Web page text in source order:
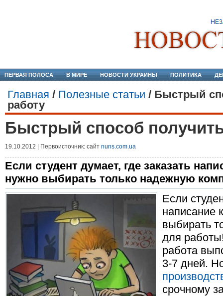
ПЕРВАЯ ПОЛОСА В МИРЕ НОВОСТИ УКРАИНЫ ПОЛИТИКА
Главная / Полезные статьи / Быстрый
работу
Быстрый способ
19.10.2012 | Первоисточник: сайт nuns.com.ua
Если студент думает, где заказать
нужно выбирать только надежную
Если
написание
выбирать
для
работа
3-7 дней.
срочному